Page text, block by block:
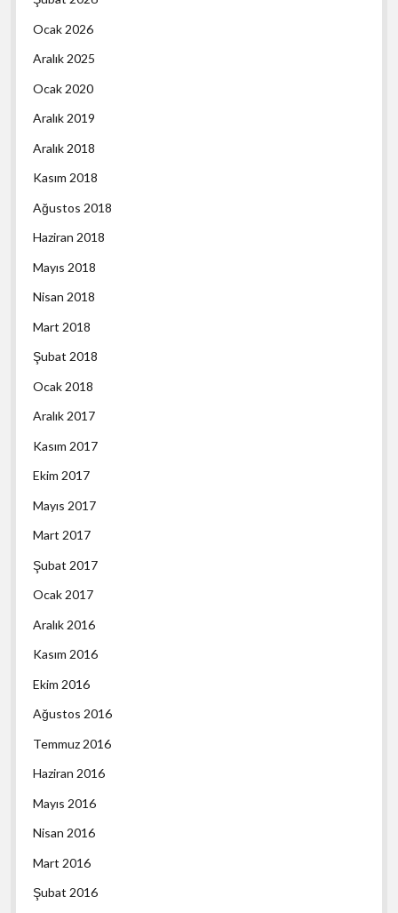
Ocak 2026
Aralık 2025
Ocak 2020
Aralık 2019
Aralık 2018
Kasım 2018
Ağustos 2018
Haziran 2018
Mayıs 2018
Nisan 2018
Mart 2018
Şubat 2018
Ocak 2018
Aralık 2017
Kasım 2017
Ekim 2017
Mayıs 2017
Mart 2017
Şubat 2017
Ocak 2017
Aralık 2016
Kasım 2016
Ekim 2016
Ağustos 2016
Temmuz 2016
Haziran 2016
Mayıs 2016
Nisan 2016
Mart 2016
Şubat 2016